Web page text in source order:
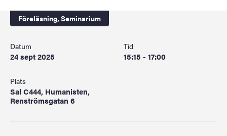
Föreläsning, Seminarium
Datum
24 sept 2025
Tid
15:15 - 17:00
Plats
Sal C444, Humanisten,
Renströmsgatan 6